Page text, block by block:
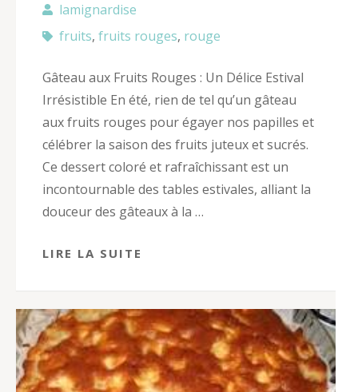
lamignardise
fruits, fruits rouges, rouge
Gâteau aux Fruits Rouges : Un Délice Estival
Irrésistible En été, rien de tel qu’un gâteau
aux fruits rouges pour égayer nos papilles et
célébrer la saison des fruits juteux et sucrés.
Ce dessert coloré et rafraîchissant est un
incontournable des tables estivales, alliant la
douceur des gâteaux à la …
LIRE LA SUITE